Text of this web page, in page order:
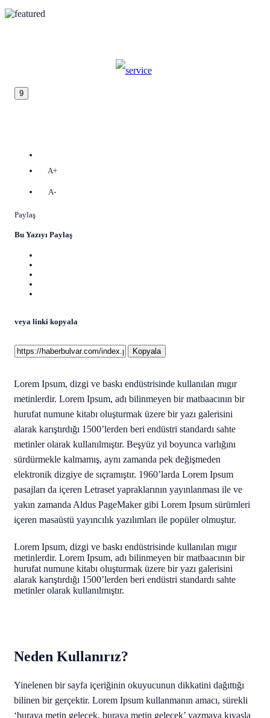
9
A+
A-
Paylaş
Bu Yazıyı Paylaş
veya linki kopyala
Kopyala
Lorem Ipsum, dizgi ve baskı endüstrisinde kullanılan mıgır
metinlerdir. Lorem Ipsum, adı bilinmeyen bir matbaacının bir
hurufat numune kitabı oluşturmak üzere bir yazı galerisini
alarak karıştırdığı 1500’lerden beri endüstri standardı sahte
metinler olarak kullanılmıştır. Beşyüz yıl boyunca varlığını
sürdürmekle kalmamış, aynı zamanda pek değişmeden
elektronik dizgiye de sıçramıştır. 1960’larda Lorem Ipsum
pasajları da içeren Letraset yapraklarının yayınlanması ile ve
yakın zamanda Aldus PageMaker gibi Lorem Ipsum sürümleri
içeren masaüstü yayıncılık yazılımları ile popüler olmuştur.
Lorem Ipsum, dizgi ve baskı endüstrisinde kullanılan mıgır
metinlerdir. Lorem Ipsum, adı bilinmeyen bir matbaacının bir
hurufat numune kitabı oluşturmak üzere bir yazı galerisini
alarak karıştırdığı 1500’lerden beri endüstri standardı sahte
metinler olarak kullanılmıştır.
Neden Kullanırız?
Yinelenen bir sayfa içeriğinin okuyucunun dikkatini dağıttığı
bilinen bir gerçektir. Lorem Ipsum kullanmanın amacı, sürekli
‘buraya metin gelecek, buraya metin gelecek’ yazmaya kıyasla